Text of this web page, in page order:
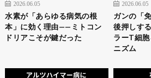
2026.06.05
水素が「あらゆる病気の根
本」に効く理由——ミトコン
ドリアこそが鍵だった
2026.06.05
ガンの「
後押しす
ラーT細
ニズム